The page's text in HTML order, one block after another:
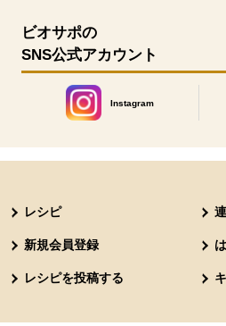
ビオサポの
SNS公式アカウント
Instagram
別のウィンドウで開きます。
レシピ
新規会員登録
レシピを投稿する